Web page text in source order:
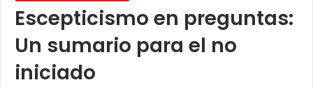
Escepticismo en preguntas:
Un sumario para el no
iniciado